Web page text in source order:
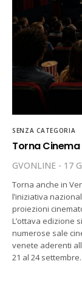
SENZA CATEGORIA
Torna
GVONLINE 17
Torna anche in
l’iniziativa
proiezioni
L’ottava edizione
numerose sale
venete aderenti
21 al 24